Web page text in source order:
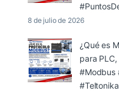
8 de julio de 2026
¿Qué es
para
#Modbus